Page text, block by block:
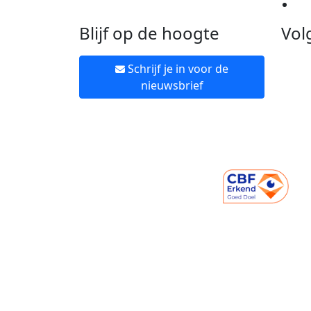
Blijf op de hoogte
Schrijf je in voor de
nieuwsbrief